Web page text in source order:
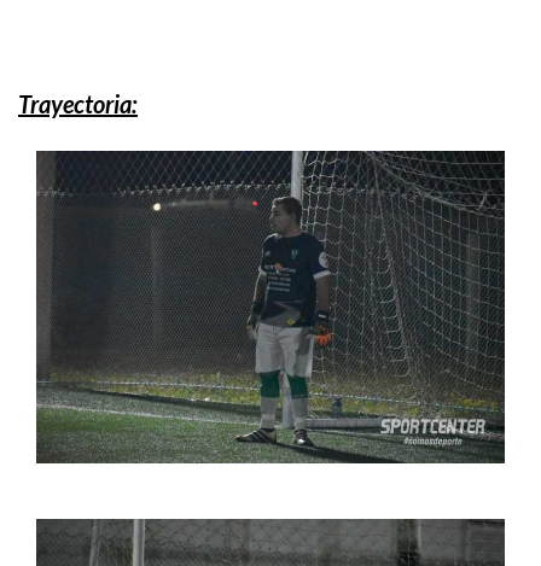
Trayectoria: